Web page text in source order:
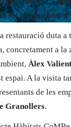
fet plantacions
restauració duta a
concretament a la
Àlex
espai. A la visita
de les
Granollers.